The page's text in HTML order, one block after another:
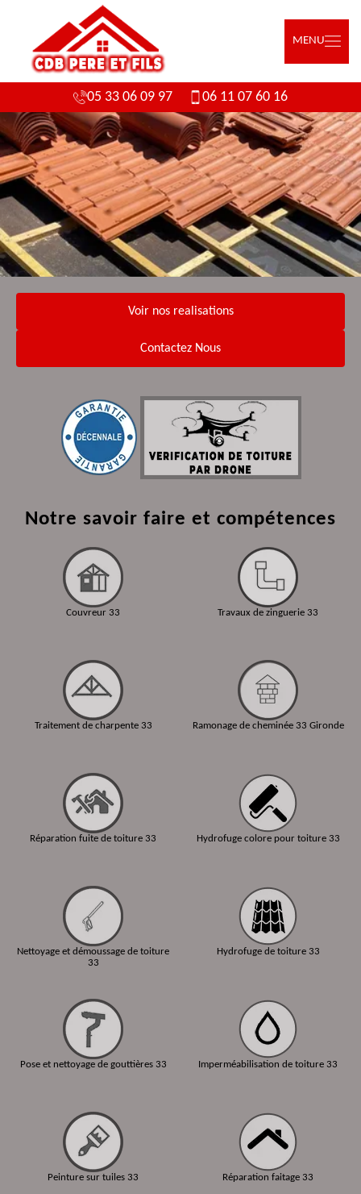
MENU
05 33 06 09 97 06 11 07 60 16
Voir nos realisations
Contactez Nous
Notre savoir faire et compétences
Couvreur 33
Traitement de charpente 33
Réparation fuite de toiture 33
Nettoyage et démoussage de toiture
33
Pose et nettoyage de gouttières 33
Peinture sur tuiles 33
Travaux de zinguerie 33
Ramonage de cheminée 33 Gironde
Hydrofuge colore pour toiture 33
Hydrofuge de toiture 33
Imperméabilisation de toiture 33
Réparation faitage 33